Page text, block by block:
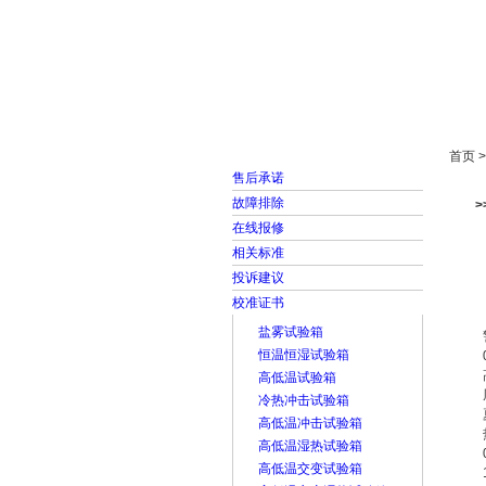
售后承诺
故障排除
在线报修
相关标准
投诉建议
校准证书
盐雾试验箱
恒温恒湿试验箱
高低温试验箱
冷热冲击试验箱
高低温冲击试验箱
高低温湿热试验箱
高低温交变试验箱
首页